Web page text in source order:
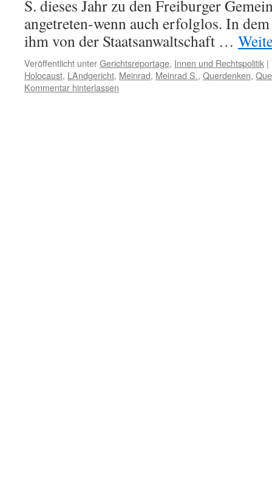
S. dieses Jahr zu den Freiburger
angetreten-wenn auch erfolglos. In
ihm von der Staatsanwaltschaft …
Veröffentlicht unterGerichtsreportage, Innen und Rechtspolitik |
Holocaust, LAndgericht, Meinrad, Meinrad S., Querdenken,
Kommentar hinterlassen